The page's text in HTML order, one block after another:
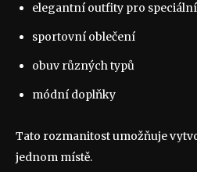
elegantní outfity pro
sportovní oblečení
obuv různých typů
módní doplňky
Tato rozmanitost umožňuje
jednom místě.